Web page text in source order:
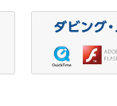
スイッチャ
編集コントローラ